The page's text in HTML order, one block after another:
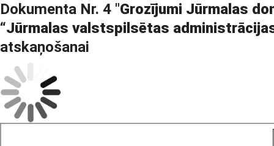
Dokumenta Nr. 4 "Grozījumi Jūrmalas
“Jūrmalas valstspilsētas
atskaņošanai